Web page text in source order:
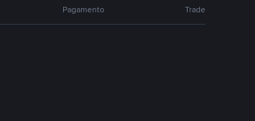
Pagamento Trade